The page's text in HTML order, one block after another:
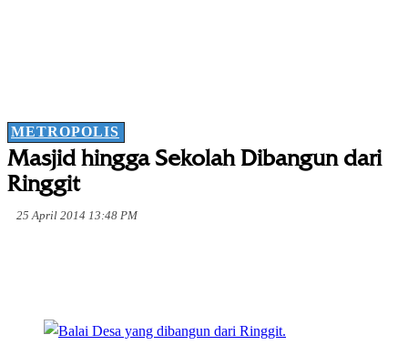
METROPOLIS
Masjid hingga Sekolah Dibangun dari
Ringgit
25 April 2014 13:48 PM